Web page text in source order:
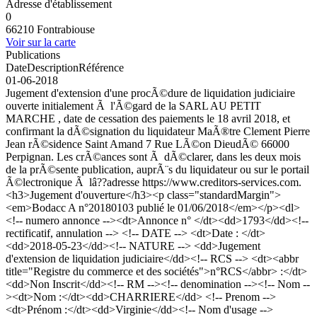
Adresse d'établissement
0
66210 Fontrabiouse
Voir sur la carte
Publications
DateDescriptionRéférence
01-06-2018
Jugement d'extension d'une procÃ©dure de liquidation judiciaire
ouverte initialement Ã l'Ã©gard de la SARL AU PETIT
MARCHE , date de cessation des paiements le 18 avril 2018, et
confirmant la dÃ©signation du liquidateur MaÃ®tre Clement Pierre
Jean rÃ©sidence Saint Amand 7 Rue LÃ©on DieudÃ© 66000
Perpignan. Les crÃ©ances sont Ã dÃ©clarer, dans les deux mois
de la prÃ©sente publication, auprÃ¨s du liquidateur ou sur le portail
Ã©lectronique Ã lâ??adresse https://www.creditors-services.com.
<h3>Jugement d'ouverture</h3><p class="standardMargin">
<em>Bodacc A n°20180103 publié le 01/06/2018</em></p><dl>
<!-- numero annonce --><dt>Annonce n° </dt><dd>1793</dd><!--
rectificatif, annulation --> <!-- DATE --> <dt>Date : </dt>
<dd>2018-05-23</dd><!-- NATURE --> <dd>Jugement
d'extension de liquidation judiciaire</dd><!-- RCS --> <dt><abbr
title="Registre du commerce et des sociétés">n°RCS</abbr> :</dt>
<dd>Non Inscrit</dd><!-- RM --><!-- denomination --><!-- Nom --
><dt>Nom :</dt><dd>CHARRIERE</dd> <!-- Prenom -->
<dt>Prénom :</dt><dd>Virginie</dd><!-- Nom d'usage -->